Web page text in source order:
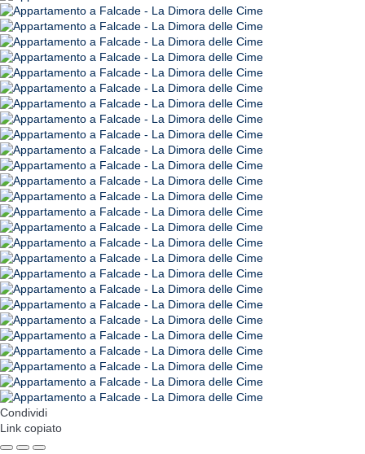
Condividi
Link copiato